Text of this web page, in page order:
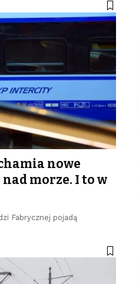
nowe
nad morze. I to w
Fabrycznej pojadą